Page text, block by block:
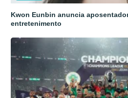
Kwon Eunbin anuncia
entretenimento